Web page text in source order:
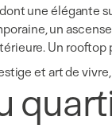
une élégante
un
Un rooftop
et art de